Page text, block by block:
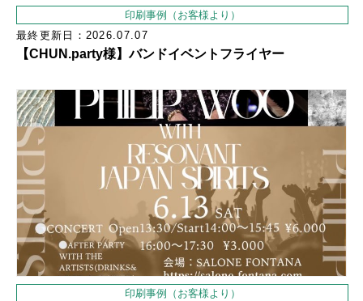
印刷事例（お客様より）
最終更新日：2026.07.07
【CHUN.party様】バンドイベントフライヤー
印刷事例（お客様より）